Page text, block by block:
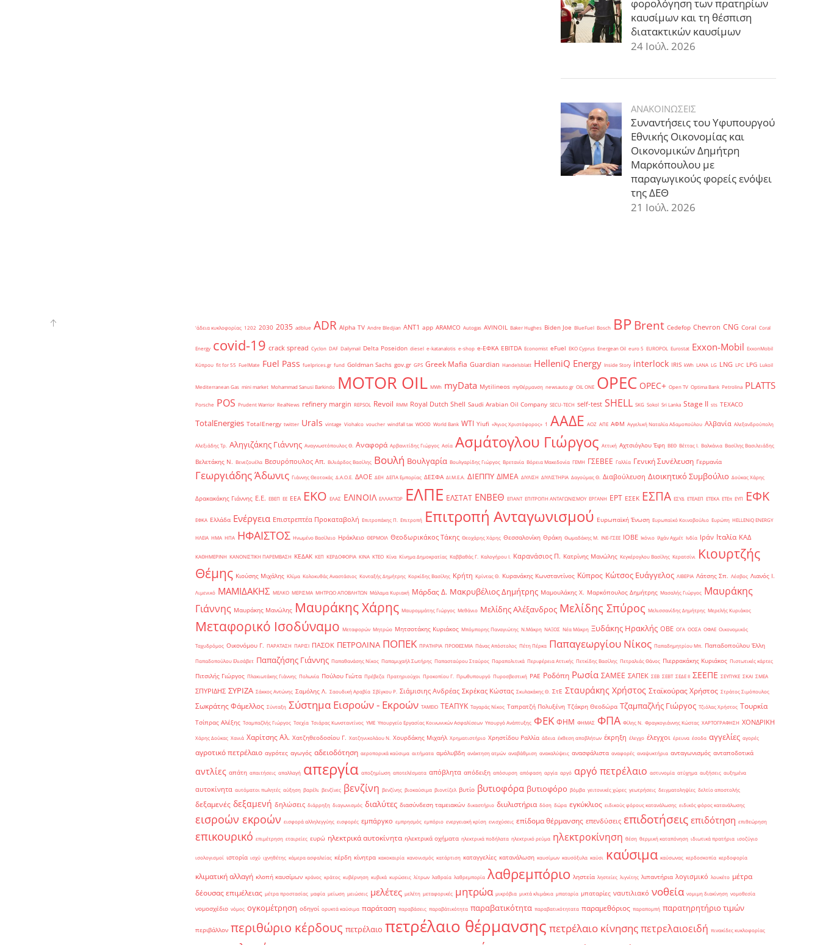
φορολόγηση των πρατηρίων
καυσίμων και τη θέσπιση
διατακτικών καυσίμων
24 Ιούλ. 2026
ΑΝΑΚΟΙΝΩΣΕΙΣ
Συναντήσεις του Υφυπουργού
Εθνικής Οικονομίας και
Οικονομικών Δημήτρη
Μαρκόπουλου με
παραγωγικούς φορείς ενόψει
της ΔΕΘ
21 Ιούλ. 2026
'άδεια κυκλοφορίας 1202 2030 2035 adblue ADR Alpha TV Andre Bledjian ANT1 app ARAMCO Autogas AVINOIL Baker Hughes Biden Joe BlueFuel Bosch BPBrent Cedefop Chevron CNG Coral Coral
Energy covid-19 crack spread Cyclon DAF Dailymail Delta Poseidon diesel e-katanalotis e-shop e-ΕΦΚΑ EBITDA Economist eFuel EKO Cyprus Energean Oil euro 5 EUROPOL Eurostat Exxon-Mobil ExxonMobil
Κύπρου fit for 55 FuelMate Fuel Pass fuelprices.gr fund Goldman Sachs gov.gr GPS Greek Mafia Guardian Handelsblatt HelleniQ Energy Inside Story interlock IRIS kWh LANA LG LNG LPC LPG Lukoil
Mediterranean Gas mini market Mohammad Sanusi Barkindo MOTOR OIL MWh myData Mytilineos myΘέρμανση newsauto.gr OIL ONE OPEC OPEC+ Open TV Optima Bank Petrolina PLATTS
Porsche POS Prudent Warrior RealNews refinery margin REPSOL Revoil RMM Royal Dutch Shell Saudi Arabian Oil Company SECU-TECH self-test SHELL SKG Sokol Sri Lanka Stage II sts TEXACO
TotalEnergies TotalEnergy twitter Urals vintage Viohalco voucher windfall tax WOOD World Bank WTI Yiufi «Άγιος Χριστόφορος» ΄1 ΑΑΔΕ ΑΟΖ ΑΠΕ ΑΦΜ Αγγελική Ναταλία Αδαμοπούλου Αλβανία Αλεξανδρούπολη
Αλεξιάδης Τρ. Αληγιζάκης Γιάννης Αναγνωστόπουλος Θ. Αναφορά Αρβανιτίδης Γιώργος Ασία Ασμάτογλου Γιώργος Αττική Αχτσιόγλου Έφη ΒΕΘ Βέττας Ι. Βαλκάνια Βασίλης Βασιλειάδης
Βελετάκης Ν. Βενεζουέλα Βεσυρόπουλος Απ. Βιλιάρδος Βασίλης Βουλή Βουλγαρία Βουλγαρίδης Γιώργος Βρετανία Βόρεια Μακεδονία ΓΕΜΗ ΓΣΕΒΕΕ Γαλλία Γενική Συνέλευση Γερμανία
Γεωργιάδης Άδωνις Γιάννης Θεοτοκάς Δ.Α.Ο.Ε. ΔΑΟΕ ΔΕΗ ΔΕΠΑ Εμπορίας ΔΕΣΦΑ ΔΙ.Μ.Ε.Α. ΔΙΕΠΠΥ ΔΙΜΕΑ ΔΙΥΛΙΣΗ ΔΙΥΛΙΣΤΗΡΙΑ Δαγούμας Θ. Διαβούλευση Διοικητικό Συμβούλιο Δούκας Χάρης
Δρακακάκης Γιάννης Ε.Ε. ΕΒΕΠ ΕΕ ΕΕΑ ΕΚΟ ΕΛΑΣ ΕΛΙΝΟΙΛ ΕΛΛΑΚΤΩΡ ΕΛΠΕ ΕΛΣΤΑΤ ΕΝΒΕΘ ΕΠΑΝΤ ΕΠΙΤΡΟΠΗ ΑΝΤΑΓΩΝΙΣΜΟΥ ΕΡΓΑΝΗ ΕΡΤ ΕΣΕΚ ΕΣΠΑ ΕΣΥΔ ΕΤΕΑΕΠ ΕΤΕΚΑ ΕΤΕπ ΕΥΠ ΕΦΚ
ΕΦΚΑ Ελλάδα Ενέργεια Επιστρεπτέα Προκαταβολή Επιτροπάκης Π. Επιτροπή Επιτροπή Ανταγωνισμού Ευρωπαϊκή Ένωση Ευρωπαϊκό Κοινοβούλιο Ευρώπη ΗELLENiQ ENERGY
ΗΛΕΙΑ ΗΜΑ ΗΠΑ ΗΦΑΙΣΤΟΣ Ηνωμένο Βασίλειο Ηράκλειο ΘΕΡΜΟΙΛ Θεοδωρικάκος Τάκης Θεοχάρης Χάρης Θεσσαλονίκη Θράκη Θωμαδάκης Μ. ΙΝΕ-ΓΣΕΕ ΙΟΒΕ Ικόνιο Ιλχάν Αχμέτ Ινδία Ιράν Ιταλία ΚΑΔ
ΚΑΘΗΜΕΡΙΝΗ ΚΑΝΟΝΙΣΤΙΚΗ ΠΑΡΕΜΒΑΣΗ ΚΕΔΑΚ ΚΕΠ ΚΕΡΔΟΦΟΡΙΑ ΚΙΝΑ ΚΤΕΟ Κίνα Κίνημα Δημοκρατίας Καββαθάς Γ. Καλογήρου Ι. Καρανάσιος Π. Κατρίνης Μανώλης Κεγκέρογλου Βασίλης Κερατσίνι
Κιουρτζής
Θέμης Κιούσης Μιχάλης Κλίμα Κολοκυθάς Αναστάσιος Κονταξής Δημήτρης Κορκίδης Βασίλης Κρήτη Κρίντας Θ. Κυρανάκης Κωνσταντίνος Κύπρος Κώτσος Ευάγγελος ΛΙΒΕΡΙΑ Λάτσης Σπ. Λέσβος Λιανός Ι.
Λιμενικό ΜΑΜΙΔΑΚΗΣ ΜΕΛΚΟ ΜΕΡΙΣΜΑ ΜΗΤΡΩΟ ΑΠΟΒΛΗΤΩΝ Μάλαμα Κυριακή Μάρδας Δ. Μακρυβέλιος Δημήτρης Μαμουλάκης Χ. Μαρκόπουλος Δημήτρης Μασαλής Γιώργος Μαυράκης
Γιάννης Μαυράκης Μανώλης Μαυράκης Χάρης Μαυρομμάτης Γιώργος Μεθάνιο Μελίδης Αλέξανδρος Μελίδης Σπύρος Μελισσανίδης Δημήτρης Μερελής Κυριάκος
Μεταφορικό Ισοδύναμο Μεταφορών Μητρώο Μητσοτάκης Κυριάκος Μπόμπορης Παναγιώτης Ν.Μάκρη ΝΑΞΟΣ Νέα Μάκρη Ξυδάκης Ηρακλής ΟΒΕ ΟΓΑ ΟΟΣΑ ΟΦΑΕ Οικονομικός
Ταχυδρόμος Οικονόμου Γ. ΠΑΡΑΤΑΣΗ ΠΑΡΙΣΙ ΠΑΣΟΚ ΠΕΤΡΟΛΙΝΑ ΠΟΠΕΚ ΠΡΑΤΗΡΙΑ ΠΡΟΘΕΣΜΙΑ Πάνας Απόστολος Πέτη Πέρκα Παπαγεωργίου Νίκος Παπαδημητρίου Μπ. Παπαδοπούλου Έλλη
Παπαδοπούλου Ελισάβετ Παπαζήσης Γιάννης Παπαθανάσης Νίκος Παπαμιχαήλ Σωτήρης Παπασταύρου Σταύρος Παραπολιτικά Περιφέρεια Αττικής Πετκίδης Βασίλης Πετραλιάς Θάνος Πιερρακάκης Κυριάκος Πιστωτικές κάρτες
Πιτσιλής Γιώργος Πλακιωτάκης Γιάννης Πολωνία Πούλου Γιώτα Πρέβεζα Πρατηριούχοι Προκοπίου Γ. Πρωθυπουργό Πυροσβεστική ΡΑΕ Ροδόπη Ρωσία ΣΑΜΕΕ ΣΑΠΕΚ ΣΕΒ ΣΕΒΤ ΣΕΔΕ ΙΙ ΣΕΕΠΕ ΣΕΥΠΥΚΕ ΣΚΑΙ ΣΜΕΑ
ΣΠΥΡΙΔΗΣ ΣΥΡΙΖΑ Σάκκος Αντώνης Σαμόλης Λ. Σαουδική Αραβία Σβίγκου Ρ. Σιάμισιης Ανδρέας Σκρέκας Κώστας Σκυλακάκης Θ. ΣτΕ Σταυράκης Χρήστος Σταϊκούρας Χρήστος Στράτος Σιμόπουλος
Σωκράτης Φάμελλος Σύνταξη Σύστημα Εισροών - Εκροών ΤΑΜΕΙΟ ΤΕΑΠΥΚ Ταγαράς Νίκος Ταπρατζή Πολυξένη Τζάκρη Θεοδώρα Τζαμπαζλής Γιώργος Τζιόλας Χρήστος Τουρκία
Τσίπρας Αλέξης Τσαμπαζλής Γιώργος Τσεχία Τσιάρας Κωνσταντίνος ΥΜΕ Υπουργείο Εργασίας Κοινωνικών Ασφαλίσεων Υπουργό Ανάπτυξης ΦΕΚ ΦΗΜ ΦΗΜΑΣ ΦΠΑ Φίλης Ν. Φραγκογιάννης Κώστας ΧΑΡΤΟΓΡΑΦΗΣΗ ΧΟΝΔΡΙΚΗ
Χάρης Δούκας Χανιά Χαρίτσης Αλ. Χατζηθεοδοσίου Γ. Χατζηνικολάου Ν. Χουρδάκης Μιχαήλ Χρηματιστήριο Χρηστίδου Ραλλία άδεια έκθεση αποβλήτων έκρηξη έλεγχο έλεγχοι έρευνα έσοδα αγγελίες αγορές
αγροτικό πετρέλαιο αγρότες αγωγός αδειοδότηση αεροπορικά καύσιμα αιτήματα αμόλυβδη ανάκτηση ατμών αναβάθμιση ανακαλύψεις ανασφάλιστα αναφορές αναψυκτήρια ανταγωνισμός ανταποδοτικά
αντλίες απάτη απαιτήσεις απαλλαγή απεργία αποζημίωση αποτελέσματα απόβλητα απόδειξη απόσυρση απόφαση αργία αργό αργό πετρέλαιο αστυνομία ατύχημα αυξήσεις αυξημένα
αυτοκίνητα αυτόματοι πωλητές αύξηση βαρέλι βενζίνες βενζίνη βενζίνης βιοκαύσιμα βιοντίζελ βυτίο βυτιοφόρα βυτιοφόρο βόμβα γειτονικές χώρες γεωτρήσεις δειγματοληψίες δελτίο αποστολής
δεξαμενές δεξαμενή δηλώσεις διάρρηξη διαγωνισμός διαλύτες διασύνδεση ταμειακών δικαστήριο διυλιστήρια δόση δώρα εγκύκλιος ειδικούς φόρους κατανάλωσης ειδικός φόρος κατανάλωσης
εισροών εκροών εισφορά αλληλεγγύης εισφορές εμπάργκο εμπρησμός εμπόριο ενεργειακή κρίση ενισχύσεις επίδομα θέρμανσης επενδύσεις επιδοτήσεις επιδότηση επιθεώρηση
επικουρικό επιμέτρηση εταιρείες ευρώ ηλεκτρικά αυτοκίνητα ηλεκτρικά οχήματα ηλεκτρικά ποδήλατα ηλεκτρικό ρεύμα ηλεκτροκίνηση θέση θερμική καταπόνηση ιδιωτικά πρατήρια ισοζύγιο
ισολογισμοί ιστορία ισχύ ιχνηθέτης κάμερα ασφαλείας κέρδη κίνητρα κακοκαιρία κανονισμός κατάρτιση καταγγελίες κατανάλωση καυσίμων καυσόξυλα καύσι καύσιμα καύσωνας κερδοσκοπία κερδοφορία
κλιματική αλλαγή κλοπή καυσίμων κράνος κράτος κυβέρνηση κυβικά κυρώσεις λίτρων λαθραία λαθρεμπορία λαθρεμπόριο ληστεία ληστείες λιγνίτης λιπαντήρια λογισμικό λουκέτο μέτρα
δέουσας επιμέλειας μέτρα προστασίας μαφία μείωση μειώσεις μελέτες μελέτη μεταφορικές μητρώα μικρόβια μικτά κλιμάκια μπαταρία μπαταρίες ναυτιλιακό νοθεία νομιμη διακίνηση νομοθεσία
νομοσχέδιο νόμος ογκομέτρηση οδηγοί ορυκτά καύσιμα παράταση παραβάσεις παραβάτικότητα παραβατικότητα παραβατικότητατα παραμεθόριος παραπομπή παρατηρητήριο τιμών
περιβάλλον περιθώριο κέρδους πετρέλαιο πετρέλαιο θέρμανσης πετρέλαιο κίνησηςπετρελαιοειδή πινακίδες κυκλοφορίας